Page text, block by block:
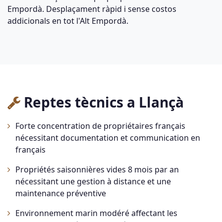
Empordà. Desplaçament ràpid i sense costos
addicionals en tot l'Alt Empordà.
Reptes tècnics a Llançà
Forte concentration de propriétaires français
nécessitant documentation et communication en
français
Propriétés saisonnières vides 8 mois par an
nécessitant une gestion à distance et une
maintenance préventive
Environnement marin modéré affectant les